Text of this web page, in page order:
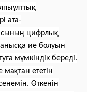
ата-
цифрлық
ие болуын
мүмкіндік береді.
мақтан ететін
Өткенін